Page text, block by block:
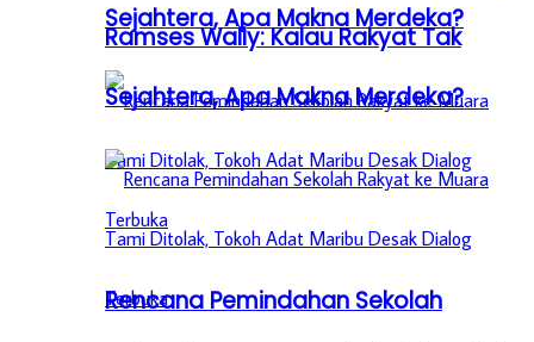
Sejahtera, Apa Makna Merdeka?
Rencana Pemindahan Sekolah
Ramses Wally: Kalau Rakyat Tak
Sejahtera, Apa Makna Merdeka?